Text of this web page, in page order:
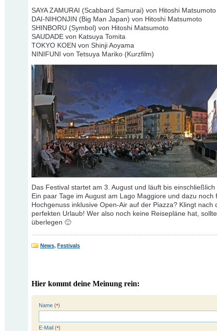
SAYA ZAMURAI (Scabbard Samurai) von Hitoshi Matsumoto
DAI-NIHONJIN (Big Man Japan) von Hitoshi Matsumoto
SHINBORU (Symbol) von Hitoshi Matsumoto
SAUDADE von Katsuya Tomita
TOKYO KOEN von Shinji Aoyama
NINIFUNI von Tetsuya Mariko (Kurzfilm)
Das Festival startet am 3. August und läuft bis einschließlich
Ein paar Tage im August am Lago Maggiore und dazu noch
Hochgenuss inklusive Open-Air auf der Piazza? Klingt nach
perfekten Urlaub! Wer also noch keine Reisepläne hat,
überlegen 🙂
News, Festivals
Hier kommt deine Meinung rein:
Name (*)
E-Mail (*)